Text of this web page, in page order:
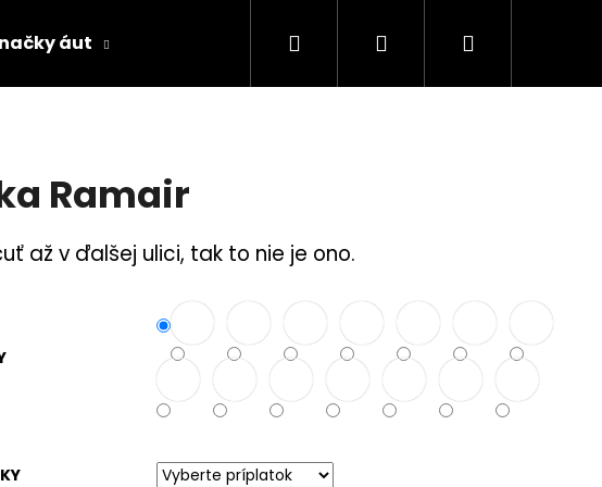
áut Rodina a bezpečnosť
Hľadať PrihlásenieNákupný
Ramair
až v ďalšej ulici, tak to nie je ono.